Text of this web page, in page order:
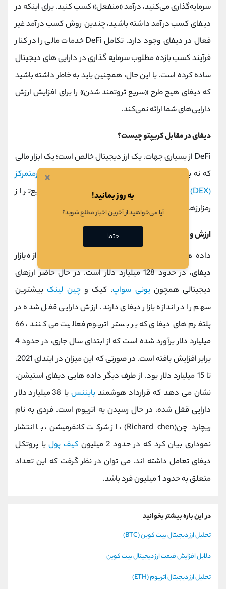
سرمایه‌گذاری می‌کنید، درآمد «منفعل» کسب کنید. برای اینکه در
دیفای کسب درآمد داشته باشید، چندین روش کسب درآمد غیر
فعال در دیفای وجود دارد. تکامل DeFi خدمات مالی را در کنار
فرآیند کسب بازده مطلوب سرمایه گذاری در دارایی های دیجیتال
ساده کرده است. با این حال، همچنین باید به خاطر داشته باشید
که دیفای هیچ طرح «سریع ثروتمند شدن» را برای افزایش ارزش
دارایی‌های شما ارائه نمی‌کند.
دیفای در مقابل کریپتو چیست؟
DeFi از بسیاری جهات، یک ارز دیجیتال خالص است؛ یک ابزار مالی
که نه به بانک و نه به کارگزاری نیاز دارد.
صرافی‌های غیرمتمرکز
(DEX)
می‌توانند معاملات و مشتقات را ارزان‌تر و سریع‌تر از
رمزارزهای «متمرکز» ارائه دهند.
ارزش و اندازه بازار دیفای چقدر است؟
داده هایی که کوین گکو نشان می دهد
ارزش و اندازه بازار
دیفای
، در حدود 128 میلیارد دلار است. در حال حاضر ارزهای
دیجیتالی همچونیونی سواپ، کیک وچین لینک بیشترین
سهم را در اندازه بازار دیفای دارند. ارزش دارایی قفل شده در
پلتفرم های دیفای که بر بستر اتریوم فعالیت می کنند، 66
میلیارد دلار برآورد شده است که از ابتدای سال جاری، در حدود 4
برابر افزایش یافته است. در صورتی که این میزان در ابتدای 2021،
تا 15 میلیارد دلار بود. از طرف دیگر داده هایی دیفای استیشن،
نشان می دهد که قرارداد هوشمندبایننس
با 38 میلیارد دلار
دارایی قفل شده، در حال رسیدن به اتریوم است. فردی به نام
ریچارد چن(Richard chen)، از شرکت کانفرمیشن، با انتشار
نموداری بیان کرد که در حدود 2 میلیون
کیف پولبا پروتکل
دیفای تعامل داشته اند. می توان در نظر گرفت که این تعداد
متعلق به حدود 1 میلیون فرد باشد.
در این باره بیشتر بخوانید
تحلیل ارز دیجیتال بیت کوین (BTC)
دلایل افزایش قیمت ارز دیجیتال بیت کوین
تحلیل ارز دیجیتال اتریوم (ETH)
×
به روز بمانید!
آیا می‌خواهید از آخرین اخبار مطلع شوید؟
حتما